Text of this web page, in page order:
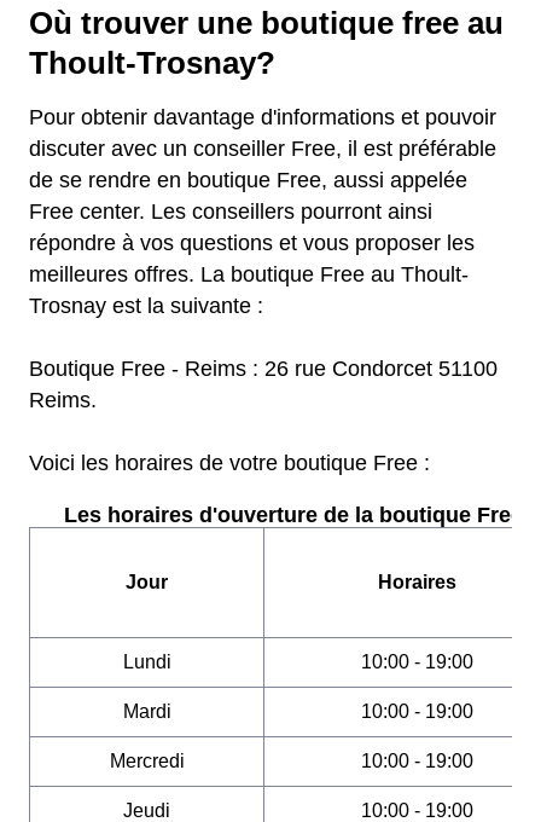
Où trouver une boutique free au
Thoult-Trosnay?
Pour obtenir davantage d'informations et pouvoir
discuter avec un conseiller Free, il est préférable
de se rendre en boutique Free, aussi appelée
Free center. Les conseillers pourront ainsi
répondre à vos questions et vous proposer les
meilleures offres. La boutique Free au Thoult-
Trosnay est la suivante :
Boutique Free - Reims : 26 rue Condorcet 51100
Reims.
Voici les horaires de votre boutique Free :
Les horaires d'ouverture de la boutique Free :
Jour Horaires
Lundi 10:00 - 19:00
Mardi 10:00 - 19:00
Mercredi 10:00 - 19:00
Jeudi 10:00 - 19:00